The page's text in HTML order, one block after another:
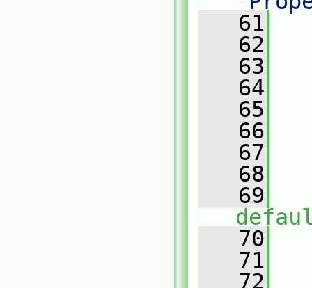
   61
   62
   63
   64
   65
   66
   67
   68
   69
   70
   71
   72